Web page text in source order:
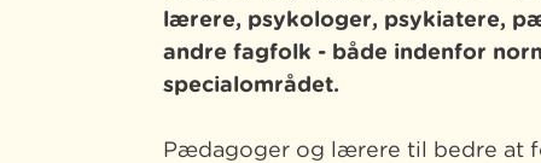
lærere, psykologer, psykiatere,
andre fagfolk - både indenfor
specialområdet.
Pædagoger og lærere til bedre at